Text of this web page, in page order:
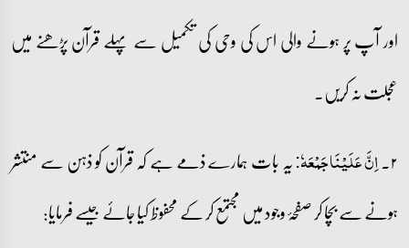
اور آپ پر ہونے والی اس کی وحی کی تکمیل سے پہلے قرآن پڑھنے میں
عجلت نہ کریں۔
۲۔ اِنَّ عَلَیۡنَا جَمۡعَہٗ:یہ بات ہمارے ذمے ہے کہ قرآن کو ذہن سے منتشر
ہونے سے بچا کر صفحۂ وجود میں مجتمع کر کے محفوظ کیا جائے جیسے فرمایا: